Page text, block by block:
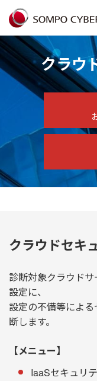
クラウ
クラウドセキ
診断対象クラウド
設定に、
設定の不備等によ
断します。
【メニュー】
IaaSセキュリ